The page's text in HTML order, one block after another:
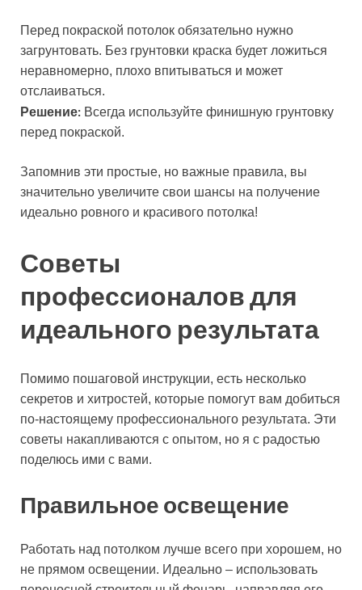
Перед покраской потолок обязательно нужно
загрунтовать. Без грунтовки краска будет ложиться
неравномерно, плохо впитываться и может
отслаиваться.
Решение: Всегда используйте финишную грунтовку
перед покраской.
Запомнив эти простые, но важные правила, вы
значительно увеличите свои шансы на получение
идеально ровного и красивого потолка!
Советы
профессионалов для
идеального результата
Помимо пошаговой инструкции, есть несколько
секретов и хитростей, которые помогут вам добиться
по-настоящему профессионального результата. Эти
советы накапливаются с опытом, но я с радостью
поделюсь ими с вами.
Правильное освещение
Работать над потолком лучше всего при хорошем, но
не прямом освещении. Идеально – использовать